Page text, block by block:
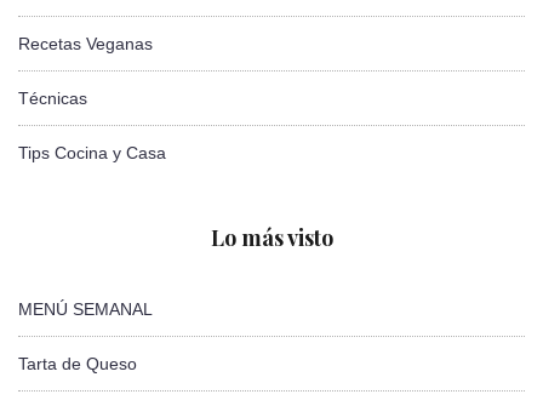
Recetas Veganas
Técnicas
Tips Cocina y Casa
Lo más visto
MENÚ SEMANAL
Tarta de Queso